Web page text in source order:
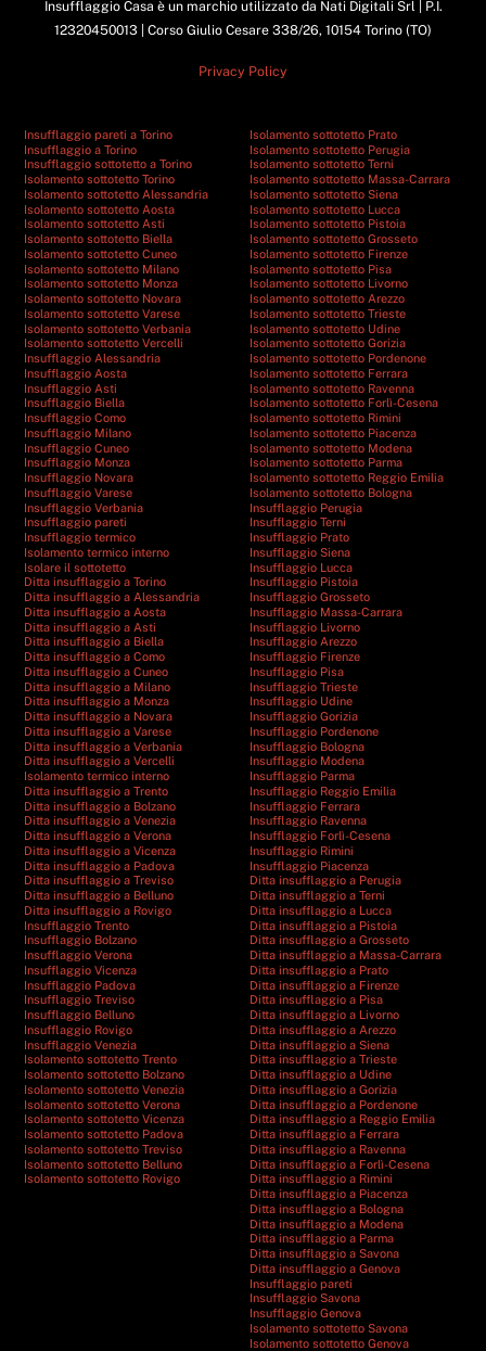
Insufflaggio Casa è un marchio utilizzato da Nati Digitali Srl | P.I.
12320450013 | Corso Giulio Cesare 338/26, 10154 Torino (TO)
Privacy Policy
Insufflaggio pareti a Torino
Insufflaggio a Torino
Insufflaggio sottotetto a Torino
Isolamento sottotetto Torino
Isolamento sottotetto Alessandria
Isolamento sottotetto Aosta
Isolamento sottotetto Asti
Isolamento sottotetto Biella
Isolamento sottotetto Cuneo
Isolamento sottotetto Milano
Isolamento sottotetto Monza
Isolamento sottotetto Novara
Isolamento sottotetto Varese
Isolamento sottotetto Verbania
Isolamento sottotetto Vercelli
Insufflaggio Alessandria
Insufflaggio Aosta
Insufflaggio Asti
Insufflaggio Biella
Insufflaggio Como
Insufflaggio Milano
Insufflaggio Cuneo
Insufflaggio Monza
Insufflaggio Novara
Insufflaggio Varese
Insufflaggio Verbania
Insufflaggio pareti
Insufflaggio termico
Isolamento termico interno
Isolare il sottotetto
Ditta insufflaggio a Torino
Ditta insufflaggio a Alessandria
Ditta insufflaggio a Aosta
Ditta insufflaggio a Asti
Ditta insufflaggio a Biella
Ditta insufflaggio a Como
Ditta insufflaggio a Cuneo
Ditta insufflaggio a Milano
Ditta insufflaggio a Monza
Ditta insufflaggio a Novara
Ditta insufflaggio a Varese
Ditta insufflaggio a Verbania
Ditta insufflaggio a Vercelli
Isolamento termico interno
Ditta insufflaggio a Trento
Ditta insufflaggio a Bolzano
Ditta insufflaggio a Venezia
Ditta insufflaggio a Verona
Ditta insufflaggio a Vicenza
Ditta insufflaggio a Padova
Ditta insufflaggio a Treviso
Ditta insufflaggio a Belluno
Ditta insufflaggio a Rovigo
Insufflaggio Trento
Insufflaggio Bolzano
Insufflaggio Verona
Insufflaggio Vicenza
Insufflaggio Padova
Insufflaggio Treviso
Insufflaggio Belluno
Insufflaggio Rovigo
Insufflaggio Venezia
Isolamento sottotetto Trento
Isolamento sottotetto Bolzano
Isolamento sottotetto Venezia
Isolamento sottotetto Verona
Isolamento sottotetto Vicenza
Isolamento sottotetto Padova
Isolamento sottotetto Treviso
Isolamento sottotetto Belluno
Isolamento sottotetto Rovigo
Isolamento sottotetto Prato
Isolamento sottotetto Perugia
Isolamento sottotetto Terni
Isolamento sottotetto Massa-Carrara
Isolamento sottotetto Siena
Isolamento sottotetto Lucca
Isolamento sottotetto Pistoia
Isolamento sottotetto Grosseto
Isolamento sottotetto Firenze
Isolamento sottotetto Pisa
Isolamento sottotetto Livorno
Isolamento sottotetto Arezzo
Isolamento sottotetto Trieste
Isolamento sottotetto Udine
Isolamento sottotetto Gorizia
Isolamento sottotetto Pordenone
Isolamento sottotetto Ferrara
Isolamento sottotetto Ravenna
Isolamento sottotetto Forlì-Cesena
Isolamento sottotetto Rimini
Isolamento sottotetto Piacenza
Isolamento sottotetto Modena
Isolamento sottotetto Parma
Isolamento sottotetto Reggio Emilia
Isolamento sottotetto Bologna
Insufflaggio Perugia
Insufflaggio Terni
Insufflaggio Prato
Insufflaggio Siena
Insufflaggio Lucca
Insufflaggio Pistoia
Insufflaggio Grosseto
Insufflaggio Massa-Carrara
Insufflaggio Livorno
Insufflaggio Arezzo
Insufflaggio Firenze
Insufflaggio Pisa
Insufflaggio Trieste
Insufflaggio Udine
Insufflaggio Gorizia
Insufflaggio Pordenone
Insufflaggio Bologna
Insufflaggio Modena
Insufflaggio Parma
Insufflaggio Reggio Emilia
Insufflaggio Ferrara
Insufflaggio Ravenna
Insufflaggio Forlì-Cesena
Insufflaggio Rimini
Insufflaggio Piacenza
Ditta insufflaggio a Perugia
Ditta insufflaggio a Terni
Ditta insufflaggio a Lucca
Ditta insufflaggio a Pistoia
Ditta insufflaggio a Grosseto
Ditta insufflaggio a Massa-Carrara
Ditta insufflaggio a Prato
Ditta insufflaggio a Firenze
Ditta insufflaggio a Pisa
Ditta insufflaggio a Livorno
Ditta insufflaggio a Arezzo
Ditta insufflaggio a Siena
Ditta insufflaggio a Trieste
Ditta insufflaggio a Udine
Ditta insufflaggio a Gorizia
Ditta insufflaggio a Pordenone
Ditta insufflaggio a Reggio Emilia
Ditta insufflaggio a Ferrara
Ditta insufflaggio a Ravenna
Ditta insufflaggio a Forlì-Cesena
Ditta insufflaggio a Rimini
Ditta insufflaggio a Piacenza
Ditta insufflaggio a Bologna
Ditta insufflaggio a Modena
Ditta insufflaggio a Parma
Ditta insufflaggio a Savona
Ditta insufflaggio a Genova
Insufflaggio pareti
Insufflaggio Savona
Insufflaggio Genova
Isolamento sottotetto Savona
Isolamento sottotetto Genova